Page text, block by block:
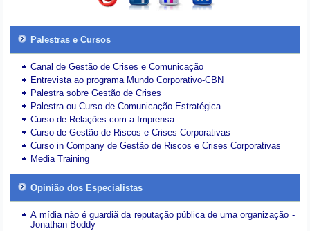
Palestras e Cursos
Canal de Gestão de Crises e Comunicação
Entrevista ao programa Mundo Corporativo-CBN
Palestra sobre Gestão de Crises
Palestra ou Curso de Comunicação Estratégica
Curso de Relações com a Imprensa
Curso de Gestão de Riscos e Crises Corporativas
Curso in Company de Gestão de Riscos e Crises Corporativas
Media Training
Opinião dos Especialistas
A mídia não é guardiã da reputação pública de uma organização -
Jonathan Boddy